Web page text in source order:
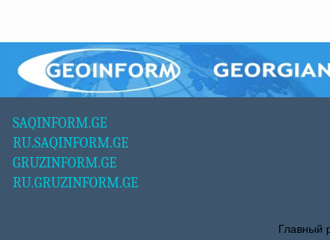
SAQINFORM.GE
RU.SAQINFORM.GE
GRUZINFORM.GE
RU.GRUZINFORM.GE
Главный